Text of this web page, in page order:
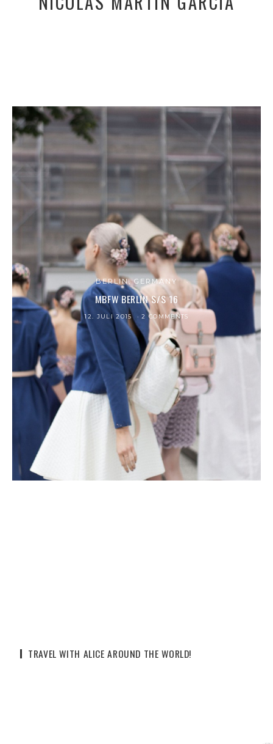
BERLIN, GERMANY
MBFW BERLIN S/S 16
12. JULI 2015 2 COMMENTS
TRAVEL WITH ALICE AROUND THE WORLD!